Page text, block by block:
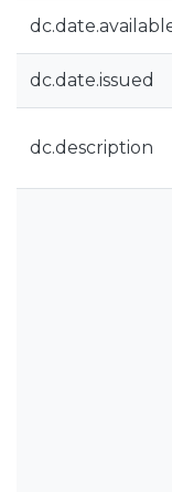
dc.date.issued
dc.description